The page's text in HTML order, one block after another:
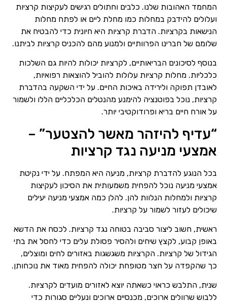
המחמד האהובות שלנו. כלבים וחתולים רגישים לעקיצות קרציות
ועלולים להידבק במחלות כמו מחלת ליים או לפתח מחלות
הנישאות בקרציות. הדברת קרציות היא חיונית כדי להבטיח את
שלומם של חברינו הפרוותיים ולמנוע מהם להכניס קרציות לביתנו.
בנוסף לסיכונים הבריאותיים, לקרציות יכולות להיות גם השלכות
כלכליות. מחלות קרציות עלולות להוביל להוצאות רפואיות,
לאובדן תפוקה ולירידה באיכות החיים. על ידי השקעה בהדברת
קרציות, נוכל בפוטנציה להימנע מהנטלים הכלכליים הללו ולשמור
על אורח חיים בריא ופרודוקטיבי יותר.
“עדיף להיזהר מאשר להצטער” –
אמצעי מניעה נגד קרציות
בכל הנוגע להדברת קרציות, מניעה היא המפתח. על ידי נקיטת
אמצעי מניעה נוכל להפחית משמעותית את הסיכון לעקיצות
קרציות ולמחלות הנלוות להן. להלן כמה אמצעי מניעה יעילים
שיכולים לעזור לשמור על קרציות.
ראשית, חשוב ליצור סביבה בטוחה נגד קרציות. לכסח את הדשא
באופן קבוע, לקצץ שיחים ולהסיר פסולת עלים כדי לחסל את בתי
הגידול של קרציות. הקרציות משגשגות באזורים לחים ומוצלים,
כך שהקפדה על חצר מטופחת יכולה להפחית מאוד את נוכחותן.
שנית, התלבש כראוי כשאתה יוצא לאזורים מועדים לקרציות.
ללבוש שרוולים ארוכים, מכנסיים ארוכים ונעליים סגורות כדי